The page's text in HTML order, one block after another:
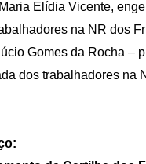
Elídia Vicente,
na NR dos
Gomes da Rocha –
dos trabalhadores na